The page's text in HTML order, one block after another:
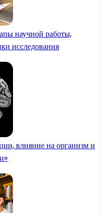
научной работы,
исследования
влияние на организм и